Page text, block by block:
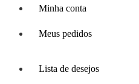
Minha conta
Meus pedidos
Lista de desejos